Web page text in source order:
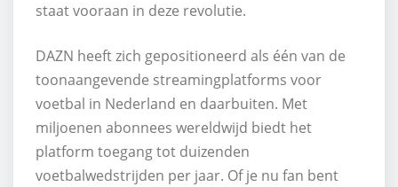
staat vooraan in deze revolutie.
DAZN heeft zich gepositioneerd als één van de
toonaangevende streamingplatforms voor
voetbal in Nederland en daarbuiten. Met
miljoenen abonnees wereldwijd biedt het
platform toegang tot duizenden
voetbalwedstrijden per jaar. Of je nu fan bent